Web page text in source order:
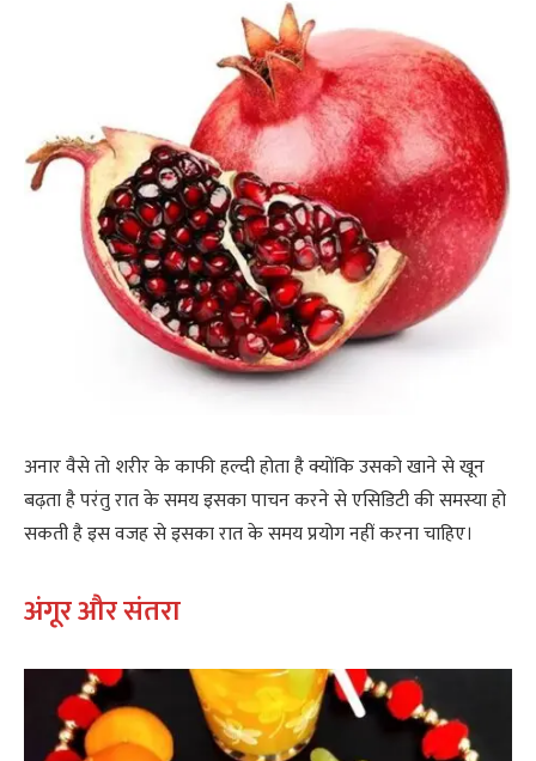
अनार वैसे तो शरीर के काफी हल्दी होता है क्योंकि उसको खाने से खून
बढ़ता है परंतु रात के समय इसका पाचन करने से एसिडिटी की समस्या हो
सकती है इस वजह से इसका रात के समय प्रयोग नहीं करना चाहिए।
अंगूर और संतरा